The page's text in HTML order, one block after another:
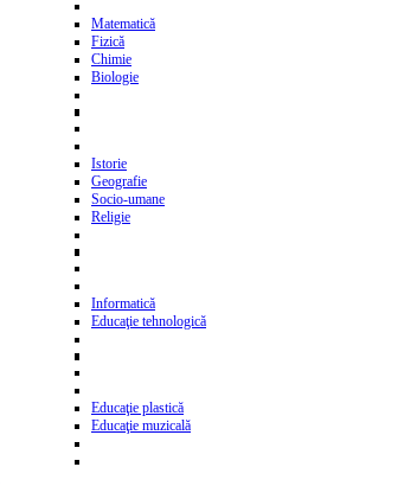
Matematică
Fizică
Chimie
Biologie
Istorie
Geografie
Socio-umane
Religie
Informatică
Educaţie tehnologică
Educaţie plastică
Educaţie muzicală